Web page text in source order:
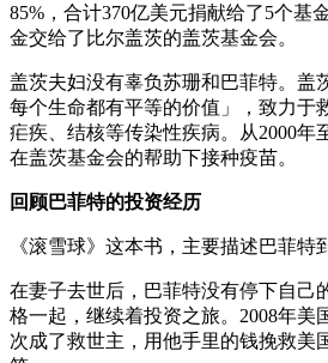
85%，合计370亿美元捐献给了5个基
金交给了比尔盖茨的盖茨基金会。
盖茨夫妇没有辜负苏珊和巴菲特。盖
每个生命都有平等的价值」，致力于
疟疾、结核等传染性疾病。从2000年
在盖茨基金会的帮助下接种疫苗。
回顾巴菲特的投资经历
《滚雪球》这本书，主要描述巴菲特
在妻子去世后，巴菲特没有停下自己
格一起，继续着投资之旅。2008年美
次成了救世主，用他手里的钱挽救美